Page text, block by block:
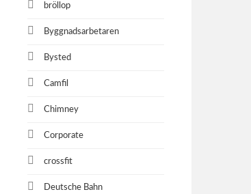
bröllop
Byggnadsarbetaren
Bysted
Camfil
Chimney
Corporate
crossfit
Deutsche Bahn